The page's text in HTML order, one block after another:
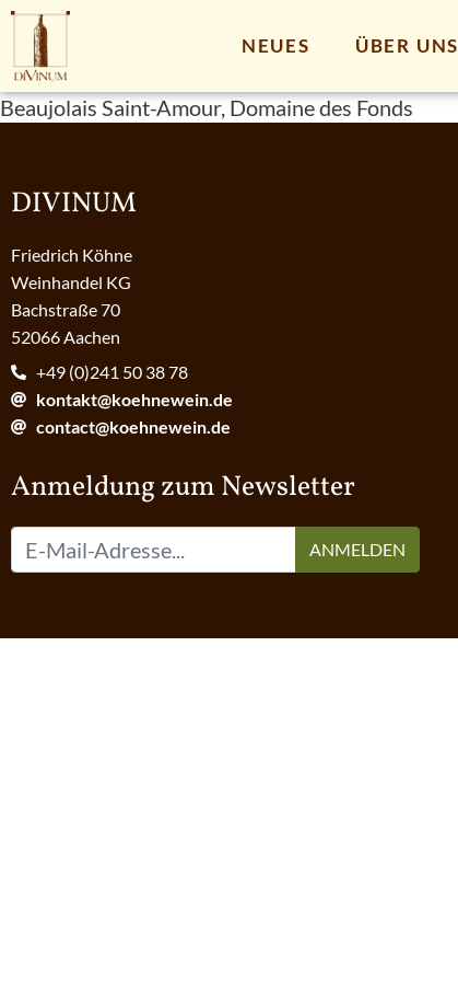
NEUES ÜBER UNS
Beaujolais Saint-Amour, Domaine des Fonds
DIVINUM
Friedrich Köhne
Weinhandel KG
Bachstraße 70
52066 Aachen
+49 (0)241 50 38 78
kontakt@koehnewein.de
contact@koehnewein.de
Anmeldung zum Newsletter
ANMELDEN